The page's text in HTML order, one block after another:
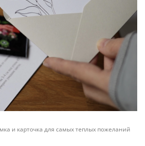
и карточка для самых теплых пожеланий